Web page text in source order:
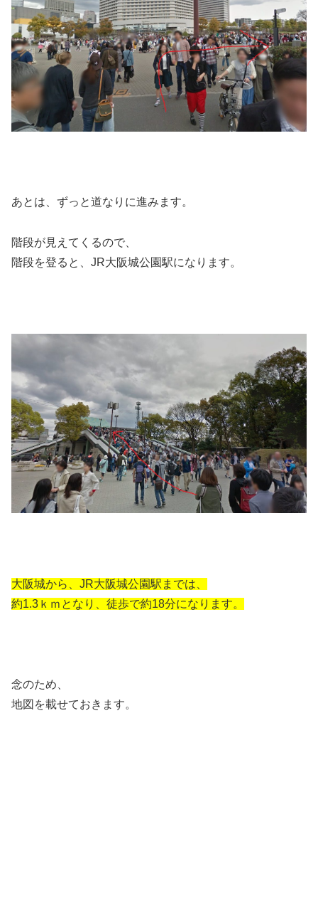
あとは、ずっと道なりに進みます。
階段が見えてくるので、
階段を登ると、JR大阪城公園駅になります。
大阪城から、JR大阪城公園駅までは、
約1.3ｋｍとなり、徒歩で約18分になります。
念のため、
地図を載せておきます。